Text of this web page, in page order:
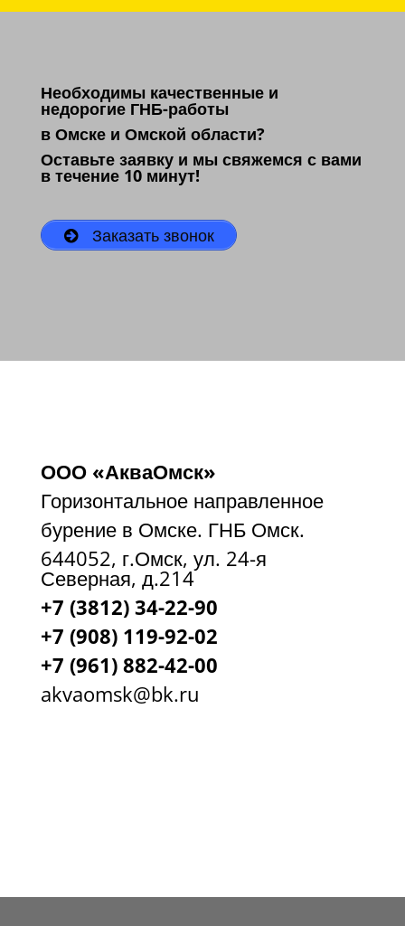
Необходимы качественные и
недорогие ГНБ-работы
в Омске и Омской области?
Оставьте заявку и мы свяжемся с вами
в течение 10 минут!
Заказать звонок
ООО «АкваОмск»
Горизонтальное направленное
бурение в Омске. ГНБ Омск.
644052, г.Омск, ул. 24-я
Северная, д.214
+7 (3812) 34-22-90
+7 (908) 119-92-02
+7 (961) 882-42-00
akvaomsk@bk.ru